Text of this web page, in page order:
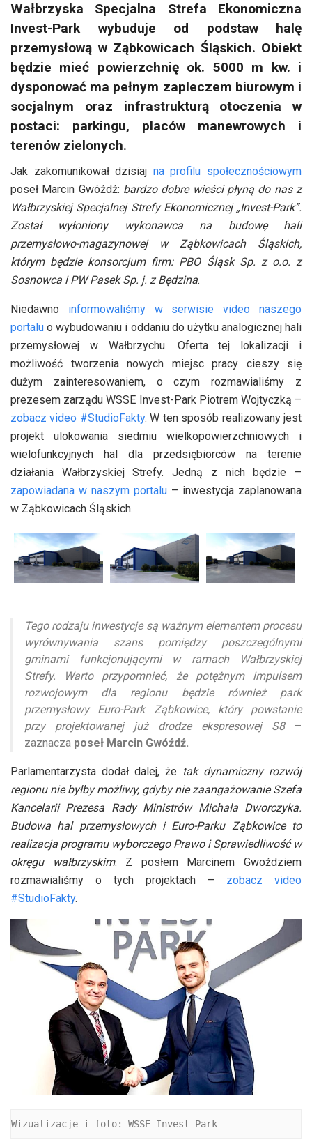
Wałbrzyska Specjalna Strefa Ekonomiczna
Invest-Park wybuduje od podstaw halę
przemysłową w Ząbkowicach Śląskich. Obiekt
będzie mieć powierzchnię ok. 5000 m kw. i
dysponować ma pełnym zapleczem biurowym i
socjalnym oraz infrastrukturą otoczenia w
postaci: parkingu, placów manewrowych i
terenów zielonych.
Jak zakomunikował dzisiaj na profilu społecznościowym
poseł Marcin Gwóźdź: bardzo dobre wieści płyną do nas z
Wałbrzyskiej Specjalnej Strefy Ekonomicznej „Invest-Park”.
Został wyłoniony wykonawca na budowę hali
przemysłowo-magazynowej w Ząbkowicach Śląskich,
którym będzie konsorcjum firm: PBO Śląsk Sp. z o.o. z
Sosnowca i PW Pasek Sp. j. z Będzina.
Niedawno informowaliśmy w serwisie video naszego
portalu o wybudowaniu i oddaniu do użytku analogicznej hali
przemysłowej w Wałbrzychu. Oferta tej lokalizacji i
możliwość tworzenia nowych miejsc pracy cieszy się
dużym zainteresowaniem, o czym rozmawialiśmy z
prezesem zarządu WSSE Invest-Park Piotrem Wojtyczką –
zobacz video #StudioFakty. W ten sposób realizowany jest
projekt ulokowania siedmiu wielkopowierzchniowych i
wielofunkcyjnych hal dla przedsiębiorców na terenie
działania Wałbrzyskiej Strefy. Jedną z nich będzie –
zapowiadana w naszym portalu – inwestycja zaplanowana
w Ząbkowicach Śląskich.
Tego rodzaju inwestycje są ważnym elementem procesu
wyrównywania szans pomiędzy poszczególnymi
gminami funkcjonującymi w ramach Wałbrzyskiej
Strefy. Warto przypomnieć, że potężnym impulsem
rozwojowym dla regionu będzie również park
przemysłowy Euro-Park Ząbkowice, który powstanie
przy projektowanej już drodze ekspresowej S8–
zaznacza poseł Marcin Gwóźdź.
Parlamentarzysta dodał dalej, że tak dynamiczny rozwój
regionu nie byłby możliwy, gdyby nie zaangażowanie Szefa
Kancelarii Prezesa Rady Ministrów Michała Dworczyka.
Budowa hal przemysłowych i Euro-Parku Ząbkowice to
realizacja programu wyborczego Prawo i Sprawiedliwość w
okręgu wałbrzyskim. Z posłem Marcinem Gwoździem
rozmawialiśmy o tych projektach – zobacz video
#StudioFakty.
Wizualizacje i foto: WSSE Invest-Park